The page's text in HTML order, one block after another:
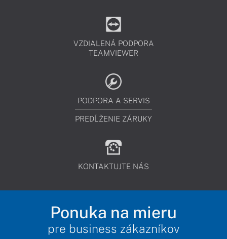
VZDIALENÁ PODPORA
TEAMVIEWER
PODPORA A SERVIS
PREDĹŽENIE ZÁRUKY
KONTAKTUJTE NÁS
Ponuka na mieru
pre business zákazníkov